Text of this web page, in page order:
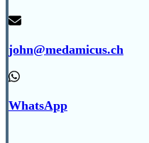
john@medamicus.ch
WhatsApp